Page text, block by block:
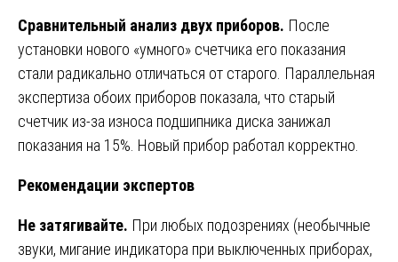
Сравнительный анализ двух приборов. После
установки нового «умного» счетчика его показания
стали радикально отличаться от старого. Параллельная
экспертиза обоих приборов показала, что старый
счетчик из-за износа подшипника диска занижал
показания на 15%. Новый прибор работал корректно.
Рекомендации экспертов
Не затягивайте. При любых подозрениях (необычные
звуки, мигание индикатора при выключенных приборах,